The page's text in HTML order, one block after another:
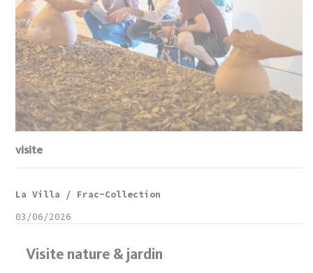
visite
Visite nature & jardin
La Villa / Frac-Collection
03/06/2026